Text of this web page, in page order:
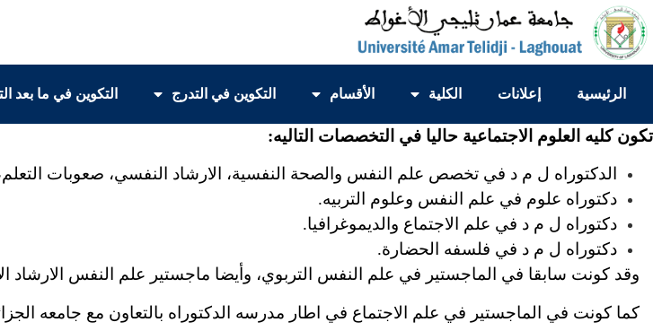
الرئيسية إعلانات الكلية الأقسام التكوين في التدرج التكوين في ما بعد
تكون كليه العلوم الاجتماعية حاليا في التخصصات التاليه:
الدكتوراه ل م د في تخصص علم النفس والصحة النفسية، الارشاد النفسي، صعوبات
دكتوراه علوم في علم النفس وعلوم التربيه.
دكتوراه ل م د في علم الاجتماع والديموغرافيا.
دكتوراه ل م د في فلسفه الحضارة.
وقد كونت سابقا في الماجستير في علم النفس التربوي، وأيضا ماجستير علم النفس الارشاد
كما كونت في الماجستير في علم الاجتماع في اطار مدرسه الدكتوراه بالتعاون مع جامعه